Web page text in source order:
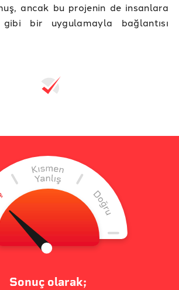
ancak bu projenin de insanlara
bir uygulamayla bağlantısı
Sonuç olarak;